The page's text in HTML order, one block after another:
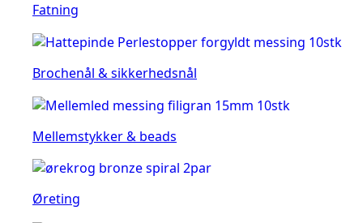
Fatning
Brochenål & sikkerhedsnål
Mellemstykker & beads
Øreting